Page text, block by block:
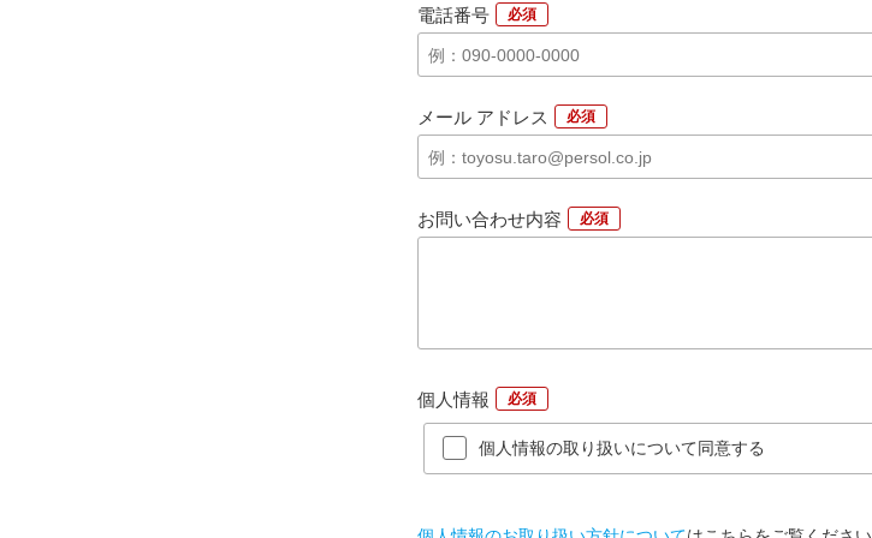
*
電話番号
*
メール アドレス
*
お問い合わせ内容
*
個人情報
個人情報の取り扱いについて同意する